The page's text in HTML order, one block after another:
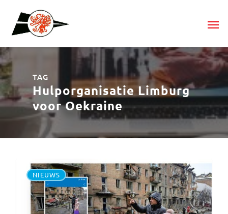
TAG
Hulporganisatie Limburg
voor Oekraine
NIEUWS